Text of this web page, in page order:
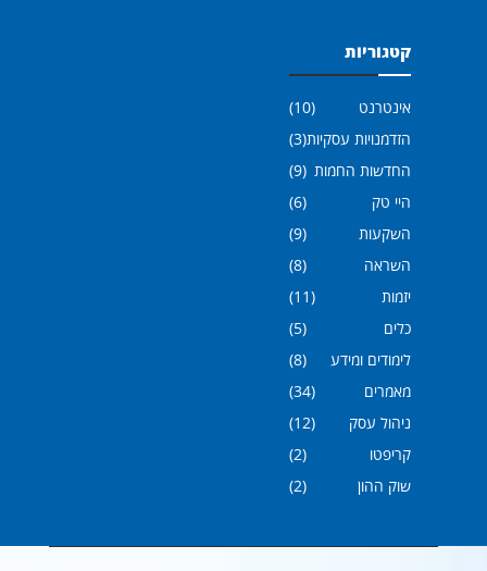
קטגוריות
אינטרנט
(10)
הזדמנויות עסקיות(3)
החדשות החמות (9)
היי טק
(6)
השקעות
(9)
השראה
(8)
יזמות
(11)
כלים
(5)
לימודים ומידע
(8)
מאמרים
(34)
ניהול עסק
(12)
קריפטו
(2)
שוק ההון
(2)